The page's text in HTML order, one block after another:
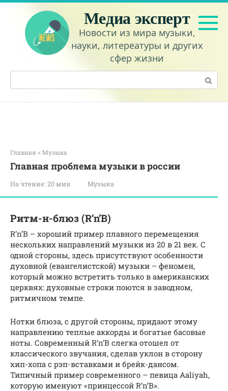
Перейти
контенту
Медиа эксперт
Новости из мира музыки,
науки, литереатуры и других
сфер жизни
Поиск:
Главная » Музыка
Главная проблема музыки в россии
На чтение: 20 мин Музыка
Ритм-н-блюз (R’n’B)
R’n’B – хороший пример плавного перемещения
нескольких направлений музыки из 20 в 21 век. С
одной стороны, здесь присутствуют особенности
духовной (евангелистской) музыки – феномен,
который можно встретить только в американских
церквях: духовные строки поются в заводном,
ритмичном темпе.
Нотки блюза, с другой стороны, придают этому
направлению теплые аккорды и богатые басовые
ноты. Современный R’n’B слегка отошел от
классического звучания, сделав уклон в сторону
хип-хопа с рэп-вставками и брейк-дансом.
Типичный пример современного – певица Aaliyah,
которую именуют «принцессой R’n’B».